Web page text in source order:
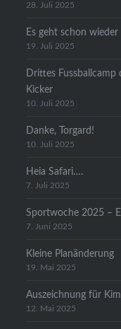
28. Juli 2025
Es geht schon
19. Juli 2025
Drittes Fussballcamp
Kicker
10. Juli 2025
Danke, Torgard!
10. Juli 2025
Heia Safari….
7. Juli 2025
Sportwoche 2025 –
7. Juni 2025
Kleine Planänderung
19. Mai 2025
Auszeichnung für
12. Mai 2025